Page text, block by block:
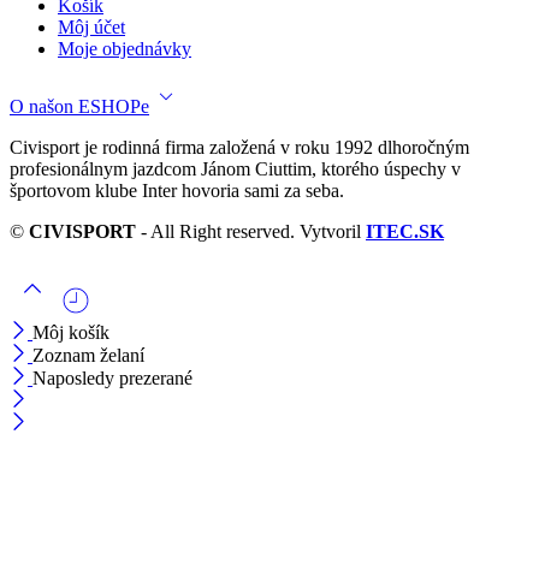
Košík
Môj účet
Moje objednávky
O našon ESHOPe
Civisport je rodinná firma založená v roku 1992 dlhoročným
profesionálnym jazdcom Jánom Ciuttim, ktorého úspechy v
športovom klube Inter hovoria sami za seba.
© CIVISPORT - All Right reserved. Vytvoril ITEC.SK
Môj košík
Zoznam želaní
Naposledy prezerané